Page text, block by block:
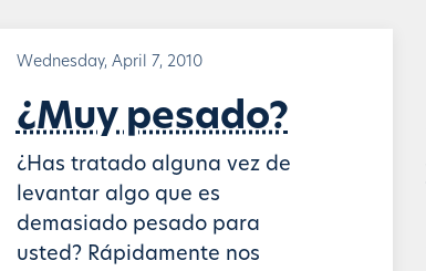
Wednesday, April 7, 2010
¿Muy pesado?
¿Has tratado alguna vez de
levantar algo que es
demasiado pesado para
usted? Rápidamente nos